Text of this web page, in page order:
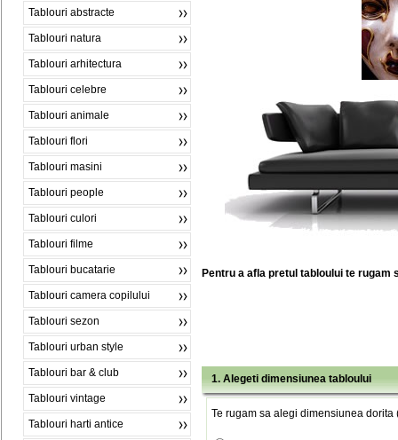
Tablouri abstracte
Tablouri natura
Tablouri arhitectura
Tablouri celebre
Tablouri animale
Tablouri flori
Tablouri masini
Tablouri people
Tablouri culori
Tablouri filme
Tablouri bucatarie
Tablouri camera copilului
Tablouri sezon
Tablouri urban style
Tablouri bar & club
Tablouri vintage
Tablouri harti antice
Pentru a afla pretul tabloului te rugam
1. Alegeti dimensiunea tabloului
Te rugam sa alegi dimensiunea dorita